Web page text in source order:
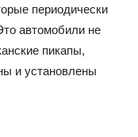
периодически
автомобили не
пикапы,
и установлены